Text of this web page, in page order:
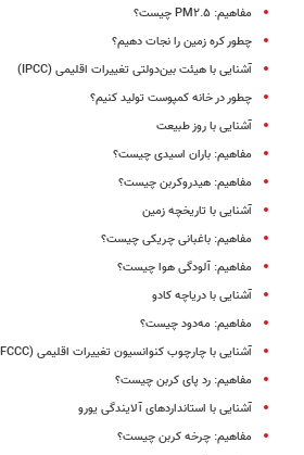
مفاهیم: PM۲.۵ چیست؟
چطور کره زمین را نجات دهیم؟
آشنایی با هیئت بین‌دولتی تغییرات اقلیمی (IPCC)
چطور در خانه کمپوست تولید کنیم؟
آشنایی با روز طبیعت
مفاهیم: باران اسیدی چیست؟
مفاهیم: هیدروکربن چیست؟
آشنایی با تاریخچه زمین
مفاهیم: باغبانی چریکی چیست؟
مفاهیم: آلودگی هوا چیست؟
آشنایی با دریاچه کادو
مفاهیم: مه‌دود چیست؟
آشنایی با چارچوب کنوانسیون تغییرات اقلیمی (UNFCCC)
مفاهیم: رد پای کربن چیست؟
آشنایی با استانداردهای آلایندگی یورو
مفاهیم: چرخه کربن چیست؟